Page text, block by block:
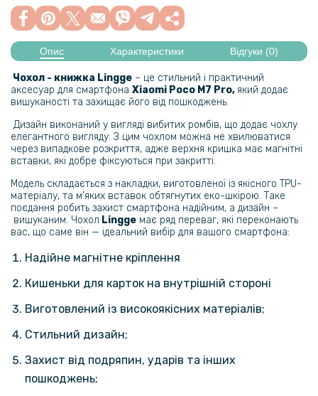
159 грн
199 грн
Протиударна гідрогелева плівка Hydrogel Film для Xiaomi Poco M7
Pro​ на задню панель, Transparent
239 грн
299 грн
Гідрогелева плівка iNobi Matte для Xiaomi Poco M7 Pro​ на задню
панель, Матова
159 грн
199 грн
152 грн
135 грн
Опис Характеристики Відгуки (0)
Чохол - книжка Lingge – це стильний і практичний
аксесуар для смартфона Xiaomi Poco M7 Pro​​, який додає
вишуканості та захищає його від пошкоджень.
Дизайн виконаний у вигляді вибитих ромбів, що додає чохлу
елегантного вигляду. З цим чохлом можна не хвилюватися
через випадкове розкриття, адже верхня кришка має магнітні
вставки, які добре фіксуються при закритті.
Модель складається з накладки, виготовленої із якісного TPU-
матеріалу, та м’яких вставок обтягнутих еко-шкірою. Таке
поєдання робить захист смартфона надійним, а дизайн –
вишуканим. Чохол Lingge має ряд переваг, які переконають
вас, що саме він — ідеальний вибір для вашого смартфона:
Надійне магнітне кріплення
Кишеньки для карток на внутрішній стороні
Виготовлений із високоякісних матеріалів;
Стильний дизайн;
Захист від подряпин, ударів та інших
пошкоджень;